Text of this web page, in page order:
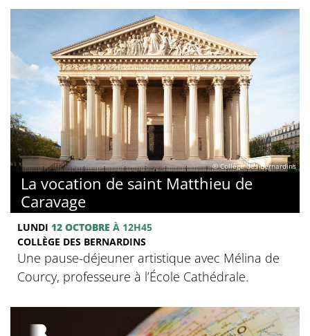
© Collège des Bernardins
La vocation de saint Matthieu de
Caravage
LUNDI 12 OCTOBRE À 12H45
COLLÈGE DES BERNARDINS
Une pause-déjeuner artistique avec Mélina de
Courcy, professeure à l’École Cathédrale.